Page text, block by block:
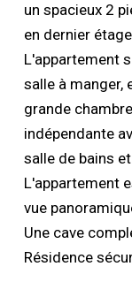
un spacieux 2
en dernier
L'appartement
salle à manger,
grande
indépendante
salle de bains
L'appartement
vue
Une cave
Résidence